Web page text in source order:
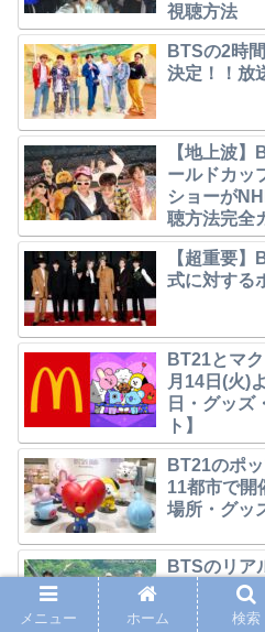
視聴方法
BTSの2時
決定！！放
【地上波
ールドカッ
ショーが
聴方法完全
【超重要
式に対する
BT21とマ
月14日(火)
日・グッズ
ト】
BT21のポ
11都市で開
場所・グッ
BTSのリア
the SOOP
幕付きで放
メニュー ホーム 検索